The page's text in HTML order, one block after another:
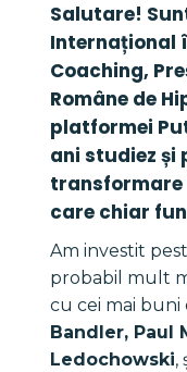
Am investit
probabil mult
cu cei mai buni
Bandler, Paul
Ledochowski,
Salutare!
Internațional
Coaching,
Române de
platformei
ani studiez și
transformare
care chiar